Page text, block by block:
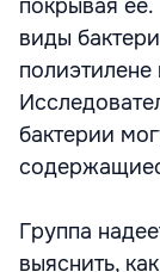
покрывая
виды
полиэтилене
бактерии
Группа
выяснить,